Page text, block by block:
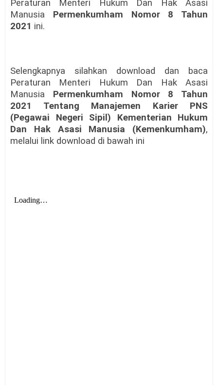
Peraturan Menteri Hukum Dan Hak Asasi
Manusia Permenkumham Nomor 8 Tahun
2021 ini.
Selengkapnya silahkan download dan baca
Peraturan Menteri Hukum Dan Hak Asasi
Manusia Permenkumham Nomor 8 Tahun
2021 Tentang Manajemen Karier PNS
(Pegawai Negeri Sipil) Kementerian Hukum
Dan Hak Asasi Manusia (Kemenkumham),
melalui link download di bawah ini